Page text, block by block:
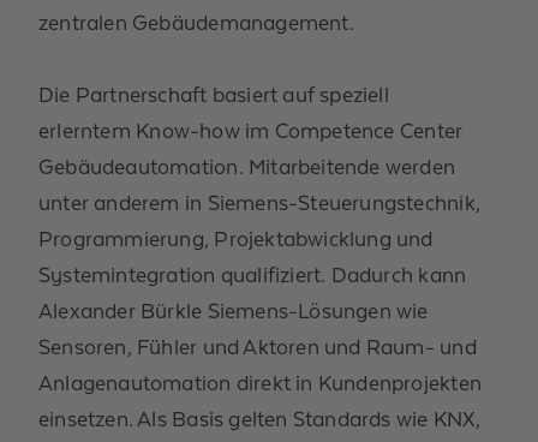
zentralen Gebäudemanagement.
Die Partnerschaft basiert auf speziell
erlerntem Know-how im Competence Center
Gebäudeautomation. Mitarbeitende werden
unter anderem in Siemens-Steuerungstechnik,
Programmierung, Projektabwicklung und
Systemintegration qualifiziert. Dadurch kann
Alexander Bürkle Siemens-Lösungen wie
Sensoren, Fühler und Aktoren und Raum- und
Anlagenautomation direkt in Kundenprojekten
einsetzen. Als Basis gelten Standards wie KNX,